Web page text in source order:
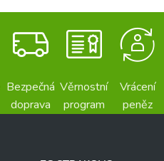
Bezpečná
doprava
Věrnostní
program
Vrácení
peněz